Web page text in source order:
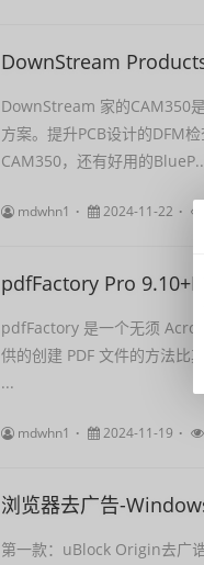
DownStream
DownStream 家的CAM350
方案。提升PCB设计的DFM
CAM350，还有好用的
mdwhn1 2024-11-22
pdfFactory Pro
pdfFactory 是一个无须
供的创建 PDF 文件的方法比
...
mdwhn1 2024-11-19
浏览器去广告-
第一款：uBlock Origin去广